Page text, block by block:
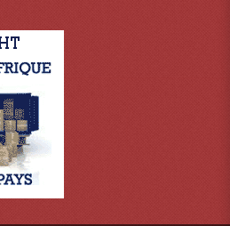
Centre De Piste
Effets Disco
Commande Light
De Puissance
Modulateurs
Éclairage DMX